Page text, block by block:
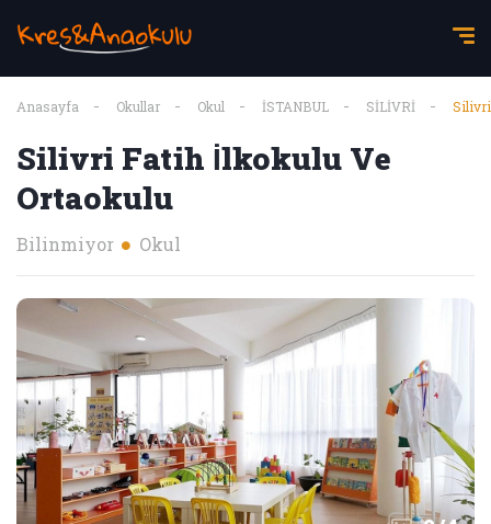
Anasayfa Okullar Okul İSTANBUL SİLİVRİ Silivri
Silivri Fatih İlkokulu Ve
Ortaokulu
Bilinmiyor Okul